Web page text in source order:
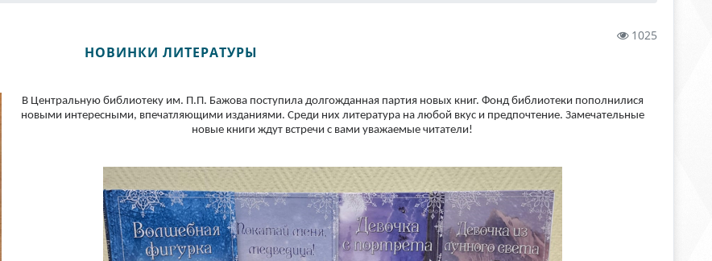
1025
НОВИНКИ ЛИТЕРАТУРЫ
В Центральную библиотеку им. П.П. Бажова поступила долгожданная партия новых книг. Фонд библиотеки пополнилися
новыми интересными, впечатляющими изданиями. Среди них литература на любой вкус и предпочтение. Замечательные
новые книги ждут встречи с вами уважаемые читатели!